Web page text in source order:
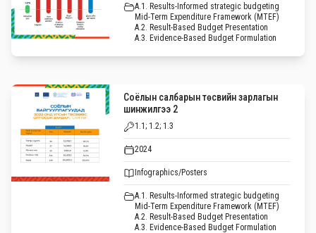
A.1. Results-Informed strategic budgeting
Mid-Term Expenditure Framework (MTEF)
A.2. Result-Based Budget Presentation
A.3. Evidence-Based Budget Formulation
Соёлын салбарын төсвийн зарлагын
шинжилгээ 2
1.1; 1.2; 1.3
2024
Infographics/Posters
A.1. Results-Informed strategic budgeting
Mid-Term Expenditure Framework (MTEF)
A.2. Result-Based Budget Presentation
A.3. Evidence-Based Budget Formulation